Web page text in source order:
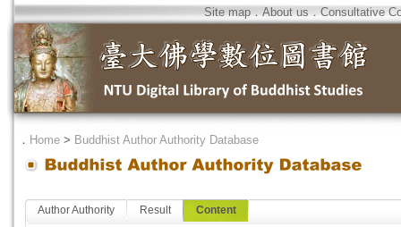
Site map．About us．Consultative
． Home > Buddhist Author Authority Database
Author Authority Result Content